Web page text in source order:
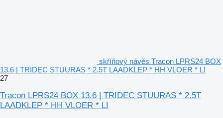
skříňový návěs Tracon LPRS24 BOX
13.6 | TRIDEC STUURAS * 2.5T LAADKLEP * HH VLOER * LI
27
Tracon LPRS24 BOX 13.6 | TRIDEC STUURAS * 2.5T
LAADKLEP * HH VLOER * LI